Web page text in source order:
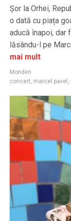
Șor la Orhei,
o dată cu piața
aducă înapoi, dar
lăsându-l pe
mai mult
Monden
concert, marcel pavel ,